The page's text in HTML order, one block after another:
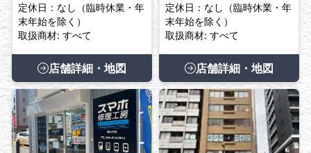
定休日：なし（臨時休業・年
末年始を除く）
取扱商材: すべて
店舗詳細・地図
定休日：なし（臨時休業・年
末年始を除く）
取扱商材: すべて
店舗詳細・地図